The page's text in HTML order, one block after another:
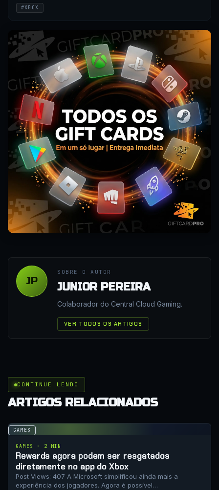
#XBOX
JP
SOBRE O AUTOR
JUNIOR PEREIRA
Colaborador do Central Cloud Gaming.
VER TODOS OS ARTIGOS
CONTINUE LENDO
ARTIGOS RELACIONADOS
GAMES
GAMES · 2 MIN
Rewards agora podem ser resgatados
diretamente no app do Xbox
Post Views: 407 A Microsoft simplificou ainda mais a
experiência dos jogadores. Agora é possível…